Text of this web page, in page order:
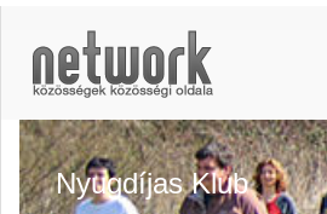
Nyugdíjas Klub